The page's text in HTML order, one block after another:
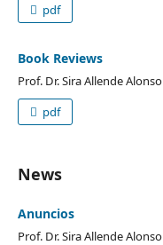
pdf
Book Reviews
Prof. Dr. Sira Allende Alonso
pdf
News
Anuncios
Prof. Dr. Sira Allende Alonso